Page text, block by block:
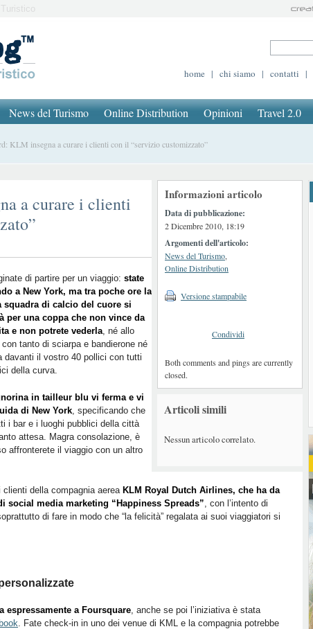
home | chi siamo | contatti |
News del Turismo Online Distribution Opinioni Travel 2.0
KLM insegna a curare i clienti con il “servizio customizzato”
Informazioni articolo
Data di pubblicazione:
2 Dicembre 2010, 18:19
Argomenti dell'articolo:
News del Turismo,
Online Distribution
Versione stampabile
Condividi
Both comments and pings are currently
closed.
Articoli simili
Nessun articolo correlato.
a curare i clienti
di partire per un viaggio: state
a New York, ma tra poche ore la
squadra di calcio del cuore si
per una coppa che non vince da
e non potrete vederla, né allo
tanto di sciarpa e bandierone né
davanti il vostro 40 pollici con tutti
della curva.
in tailleur blu vi ferma e vi
di New York, specificando che
i bar e i luoghi pubblici della città
attesa. Magra consolazione, è
affronterete il viaggio con un altro
della compagnia aerea KLM Royal Dutch Airlines, che ha da
social media marketing “Happiness Spreads”, con l’intento di
di fare in modo che “la felicità” regalata ai suoi viaggiatori si
espressamente a Foursquare, anche se poi l’iniziativa è stata
. Fate check-in in uno dei venue di KML e la compagnia potrebbe